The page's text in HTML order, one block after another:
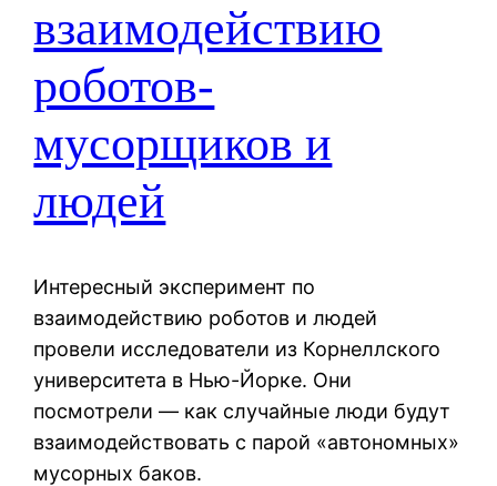
взаимодействию
роботов-
мусорщиков и
людей
Интересный эксперимент по
взаимодействию роботов и людей
провели исследователи из Корнеллского
университета в Нью-Йорке. Они
посмотрели — как случайные люди будут
взаимодействовать с парой «автономных»
мусорных баков.